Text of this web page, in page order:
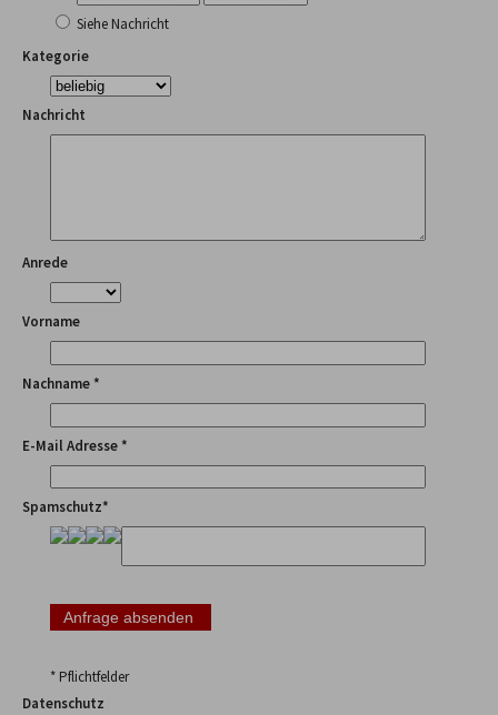
Siehe Nachricht
Kategorie
Nachricht
Anrede
Vorname
Nachname *
E-Mail Adresse *
Spamschutz*
* Pflichtfelder
Datenschutz